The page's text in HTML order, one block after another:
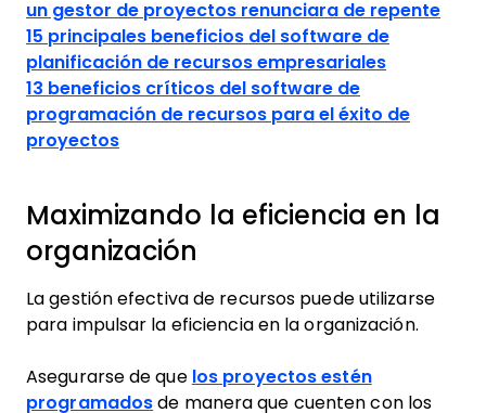
un gestor de proyectos renunciara de repente
15 principales beneficios del software de
planificación de recursos empresariales
13 beneficios críticos del software de
programación de recursos para el éxito de
proyectos
Maximizando la eficiencia en la
organización
La gestión efectiva de recursos puede utilizarse
para impulsar la eficiencia en la organización.
Asegurarse de que los proyectos estén
programados de manera que cuenten con los